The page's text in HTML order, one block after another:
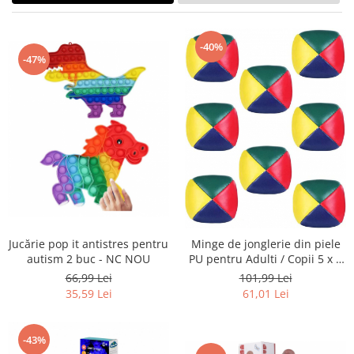
Curatenie si intretinere
Gradinarit
Hobby-uri creative
Iluminat & Electrice
Kit-uri automatizari porti si usi
Mobila dormitor
Mobila gradina & terasa
Mobila Living & Dining
Rafturi
Sanitare
Scule electrice si unelte
Sisteme Incalzire
Textile si covoare
-47%
Jucărie pop it antistres pentru
autism 2 buc - NC NOU
66,99 Lei
35,59 Lei
-40%
Minge de jonglerie din piele
PU pentru Adulti / Copii 5 x 5
cm - NOU
101,99 Lei
61,01 Lei
-43%